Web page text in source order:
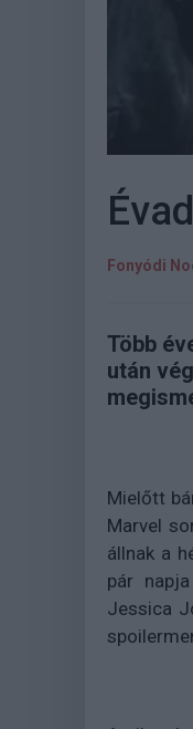
Fonyódi
Több
után
Mielőtt
Marvel
állnak a
pár
Jessica